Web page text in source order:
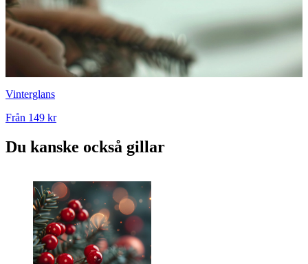
Vinterglans
Från 149 kr
Du kanske också gillar